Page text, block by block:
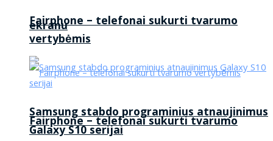
ekranu
Fairphone – telefonai sukurti tvarumo
Fairphone – telefonai sukurti tvarumo
vertybėmis
Samsung stabdo programinius atnaujinimus
Galaxy S10 serijai